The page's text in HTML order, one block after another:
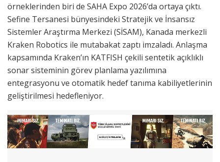
örneklerinden biri de SAHA Expo 2026’da ortaya çıktı.
Sefine Tersanesi bünyesindeki Stratejik ve İnsansız
Sistemler Araştırma Merkezi (SİSAM), Kanada merkezli
Kraken Robotics ile mutabakat zaptı imzaladı. Anlaşma
kapsamında Kraken’ın KATFISH çekili sentetik açıklıklı
sonar sisteminin görev planlama yazılımına
entegrasyonu ve otomatik hedef tanıma kabiliyetlerinin
geliştirilmesi hedefleniyor.